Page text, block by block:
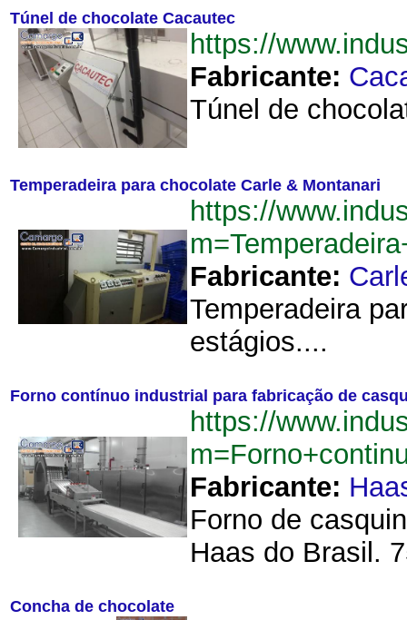
Túnel de chocolate Cacautec
https://
Fabricante:
Túnel de
Temperadeira para chocolate Carle & Montanari
https://
Fabricante:
Temperadeira
estágios....
Forno contínuo industrial para fabricação de
https://
Fabricante:
Forno de
Haas do Brasil.
Concha de chocolate